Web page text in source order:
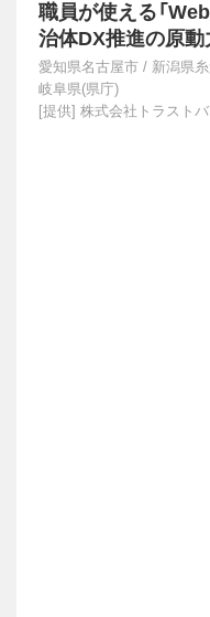
職員が使える「
治体DX推進の原動
愛知県名古屋市 / 新潟県
岐阜県(県庁)
[提供] 株式会社トラスト